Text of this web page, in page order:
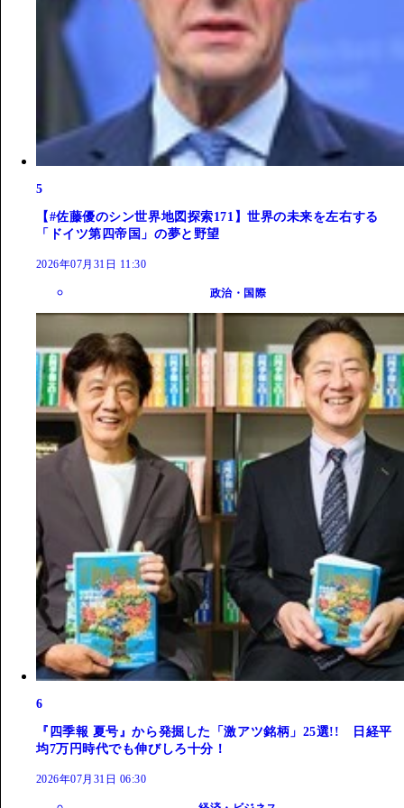
5
【#佐藤優のシン世界地図探索171】世界の未来を左右する
「ドイツ第四帝国」の夢と野望
2026年07月31日 11:30
政治・国際
6
『四季報 夏号』から発掘した「激アツ銘柄」25選!! 日経平
均7万円時代でも伸びしろ十分！
2026年07月31日 06:30